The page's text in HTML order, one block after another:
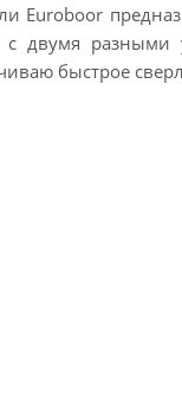
Euroboor
с двумя
быстрое